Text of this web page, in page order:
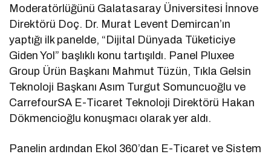
Moderatörlüğünü Galatasaray Üniversitesi İnnove
Direktörü Doç. Dr. Murat Levent Demircan’ın
yaptığı ilk panelde, “Dijital Dünyada Tüketiciye
Giden Yol” başlıklı konu tartışıldı. Panel Pluxee
Group Ürün Başkanı Mahmut Tüzün, Tıkla Gelsin
Teknoloji Başkanı Asım Turgut Somuncuoğlu ve
CarrefourSA E-Ticaret Teknoloji Direktörü Hakan
Dökmencioğlu konuşmacı olarak yer aldı.
Panelin ardından Ekol 360’dan E-Ticaret ve Sistem